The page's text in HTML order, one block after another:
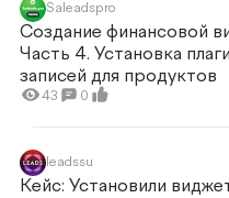
Saleadspro
Создание финансовой
Часть 4. Установка
записей для продуктов
43 0
leadssu
Кейс: Установили